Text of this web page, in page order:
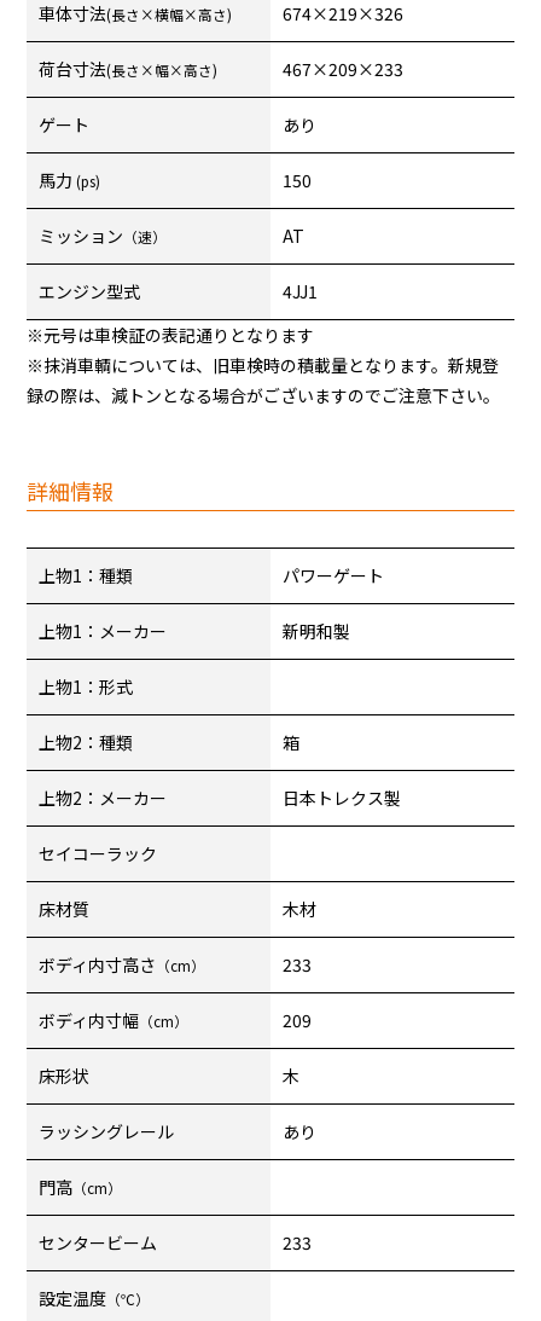
車体寸法(長さ×横幅×高さ) 674×219×326
荷台寸法(長さ×幅×高さ) 467×209×233
ゲート あり
馬力 (ps) 150
ミッション （速） AT
エンジン型式
4JJ1
※元号は車検証の表記通りとなります
※抹消車輌については、旧車検時の積載量となります。新規登
録の際は、減トンとなる場合がございますのでご注意下さい。
詳細情報
上物1：種類 パワーゲート
上物1：メーカー 新明和製
上物1：形式
上物2：種類 箱
上物2：メーカー 日本トレクス製
セイコーラック
床材質 木材
ボディ内寸高さ （cm） 233
ボディ内寸幅 （cm） 209
床形状 木
ラッシングレール あり
門高 （cm）
センタービーム 233
設定温度 （℃）